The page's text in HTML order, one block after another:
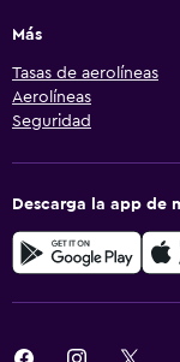
Más
Tasas de aerolíneas
Aerolíneas
Seguridad
Descarga la app de